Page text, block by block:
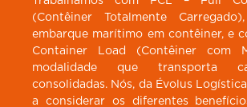
(Contêiner Totalmente
embarque marítimo em contêiner, e
Container Load (Contêiner com
modalidade que transporta
consolidadas. Nós, da Évolus
a considerar os diferentes